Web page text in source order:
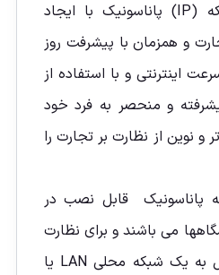
دوربین های تحت شبکه (IP) پاناسونیک با ایجاد
و همزمان با پیشرفت روز
اینترنتی و با استفاده از
و منحصر به فرد خود
و نوین از نظارت بر تجارت را
پاناسونیک قابل نصب در
می باشند و برای نظارت
از راه دور فقط با اتصال به یک شبکه محلی LAN یا